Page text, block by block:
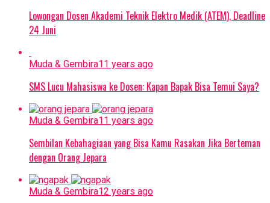
Lowongan Dosen Akademi Teknik Elektro Medik (ATEM), Deadline
24 Juni
Muda & Gembira11 years ago
SMS Lucu Mahasiswa ke Dosen: Kapan Bapak Bisa Temui Saya?
Muda & Gembira11 years ago
Sembilan Kebahagiaan yang Bisa Kamu Rasakan Jika Berteman
dengan Orang Jepara
Muda & Gembira12 years ago